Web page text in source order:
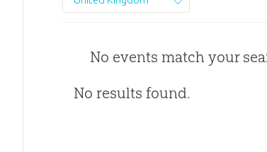
No events match your
No results found.